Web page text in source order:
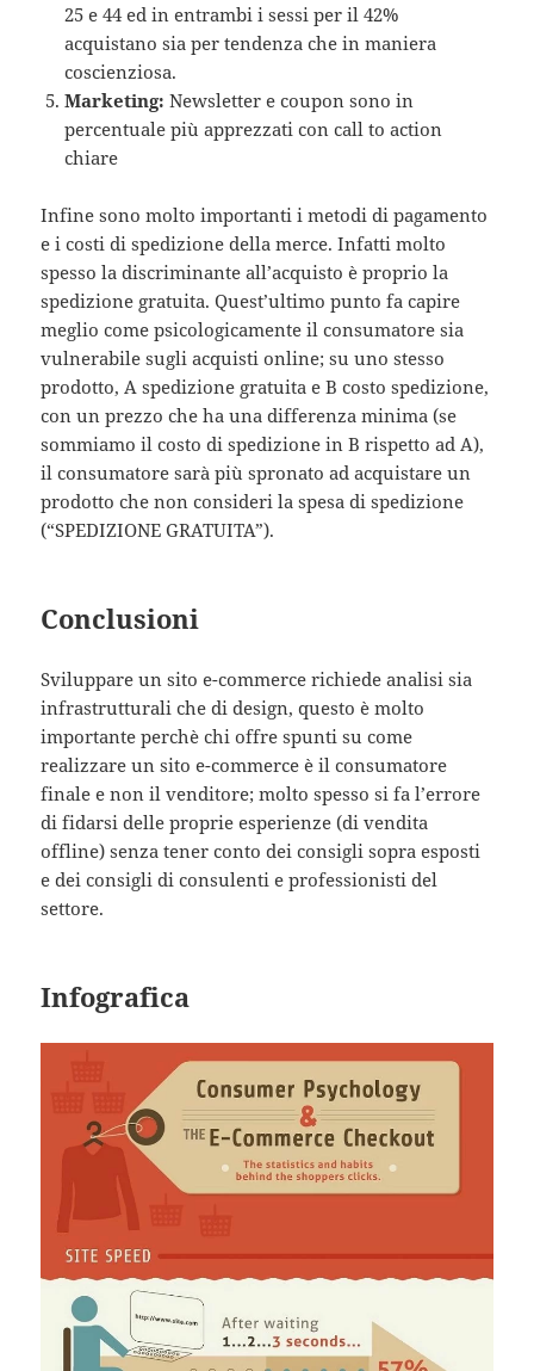
25 e 44 ed in entrambi i sessi per il 42%
acquistano sia per tendenza che in maniera
coscienziosa.
Marketing: Newsletter e coupon sono in
percentuale più apprezzati con call to action
chiare
Infine sono molto importanti i metodi di pagamento
e i costi di spedizione della merce. Infatti molto
spesso la discriminante all’acquisto è proprio la
spedizione gratuita. Quest’ultimo punto fa capire
meglio come psicologicamente il consumatore sia
vulnerabile sugli acquisti online; su uno stesso
prodotto, A spedizione gratuita e B costo spedizione,
con un prezzo che ha una differenza minima (se
sommiamo il costo di spedizione in B rispetto ad A),
il consumatore sarà più spronato ad acquistare un
prodotto che non consideri la spesa di spedizione
(“SPEDIZIONE GRATUITA”).
Conclusioni
Sviluppare un sito e-commerce richiede analisi sia
infrastrutturali che di design, questo è molto
importante perchè chi offre spunti su come
realizzare un sito e-commerce è il consumatore
finale e non il venditore; molto spesso si fa l’errore
di fidarsi delle proprie esperienze (di vendita
offline) senza tener conto dei consigli sopra esposti
e dei consigli di consulenti e professionisti del
settore.
Infografica